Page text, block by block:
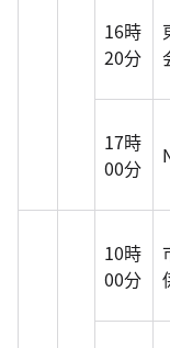
16時
20分
17時
00分
10時
00分